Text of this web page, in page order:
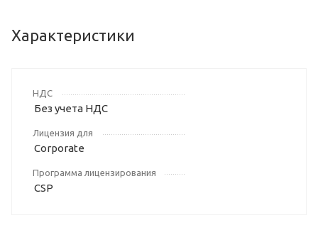
Характеристики
НДС
Без учета НДС
Лицензия для
Corporate
Программа лицензирования
CSP